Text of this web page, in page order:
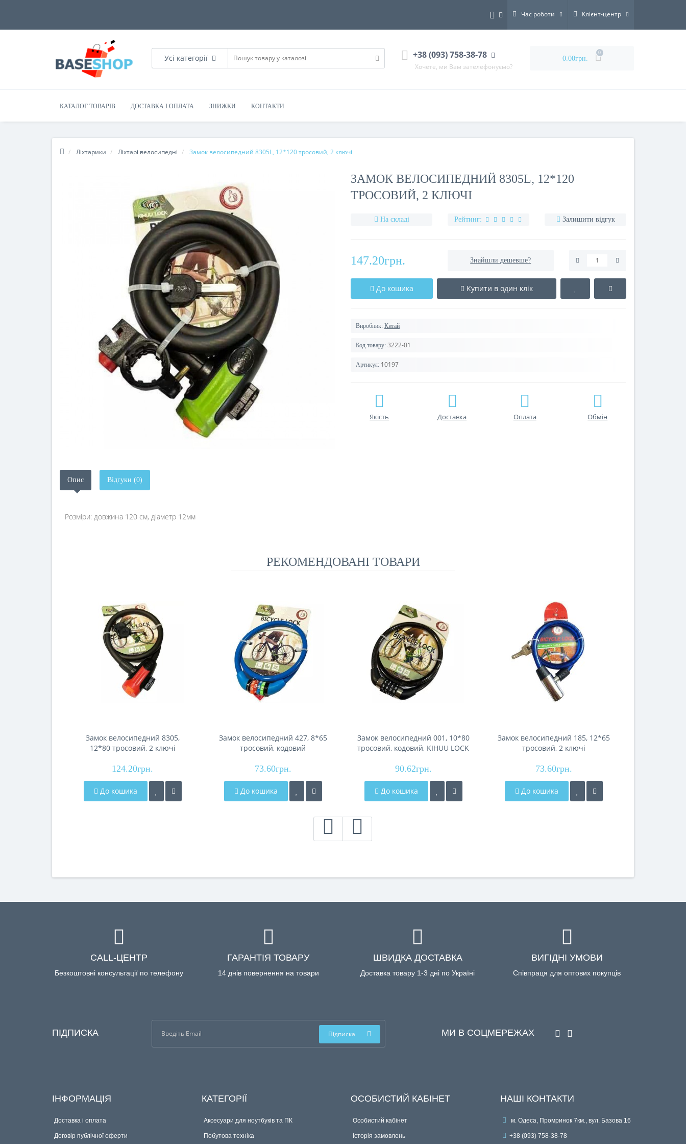
Час роботи Клієнт-центр
Усі категорії +38 (093) 758-38-78
Хочете, ми Вам зателефонуємо?
0.00грн.
0
КАТАЛОГ ТОВАРІВ ДОСТАВКА І ОПЛАТА ЗНИЖКИ КОНТАКТИ
Ліхтарики Ліхтарі велосипедні Замок велосипедний 8305L, 12*120 тросовий, 2 ключі
ЗАМОК ВЕЛОСИПЕДНИЙ 8305L, 12*120
ТРОСОВИЙ, 2 КЛЮЧІ
На складі Рейтинг: Залишити відгук
147.20грн. Знайшли дешевше?
До кошика Купити в один клік
Виробник: Китай
Код товару: 3222-01
Артикул: 10197
Якість Доставка Оплата Обмін
Опис Відгуки (0)
Розміри: довжина 120 см, діаметр 12мм
РЕКОМЕНДОВАНІ ТОВАРИ
Замок велосипедний 8305,
12*80 тросовий, 2 ключі
124.20грн.
До кошика
Замок велосипедний 427, 8*65
тросовий, кодовий
73.60грн.
До кошика
Замок велосипедний 001, 10*80
тросовий, кодовий, KIHUU LOCK
90.62грн.
До кошика
Замок велосипедний 185, 12*65
тросовий, 2 ключі
73.60грн.
До кошика
CALL-ЦЕНТР
Безкоштовні консультації по телефону
ГАРАНТІЯ ТОВАРУ
14 днів повернення на товари
ШВИДКА ДОСТАВКА
Доставка товару 1-3 дні по Україні
ВИГІДНІ УМОВИ
Співпраця для оптових покупців
ПІДПИСКА Підписка МИ В СОЦМЕРЕЖАХ
ІНФОРМАЦІЯ
Доставка і оплата
Договір публічної оферти
КАТЕГОРІЇ
Аксесуари для ноутбуків та ПК
Побутова техніка
ОСОБИСТИЙ КАБІНЕТ
Особистий кабінет
Історія замовлень
НАШІ КОНТАКТИ
м. Одеса, Промринок 7км., вул. Базова 16
+38 (093) 758-38-78